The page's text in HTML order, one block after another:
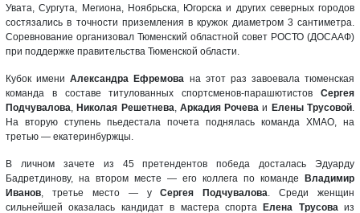
Увата, Сургута, Мегиона, Ноябрьска, Югорска и других северных городов
состязались в точности приземления в кружок диаметром 3 сантиметра.
Соревнование организовал Тюменский областной совет РОСТО (ДОСААФ)
при поддержке правительства Тюменской области.
Кубок имениАлександра Ефремова на этот раз завоевала тюменская
команда в составе титулованных спортсменов-парашютистов Сергея
Подчувалова, Николая Решетнева, Аркадия Рочева и Елены Трусовой.
На вторую ступень пьедестала почета поднялась команда ХМАО, на
третью — екатеринбуржцы.
В личном зачете из 45 претендентов победа досталась Эдуарду
Бадретдинову, на втором месте — его коллега по команде
Владимир
Иванов, третье место — уСергея Подчувалова. Среди женщин
сильнейшей оказалась кандидат в мастера спорта
Елена Трусоваиз